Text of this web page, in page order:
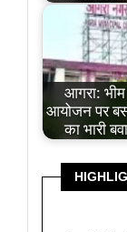
आगरा: भीम
आयोजन पर
का भारी